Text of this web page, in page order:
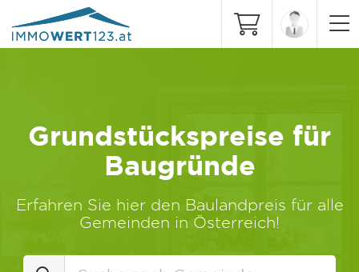
Grundstückspreise für
Baugründe
Erfahren Sie hier den Baulandpreis für alle
Gemeinden in Österreich!